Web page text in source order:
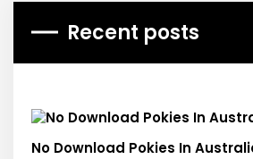
Recent posts
No Download Pokies In